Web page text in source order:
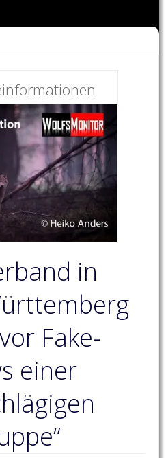
in
Fake-
einer